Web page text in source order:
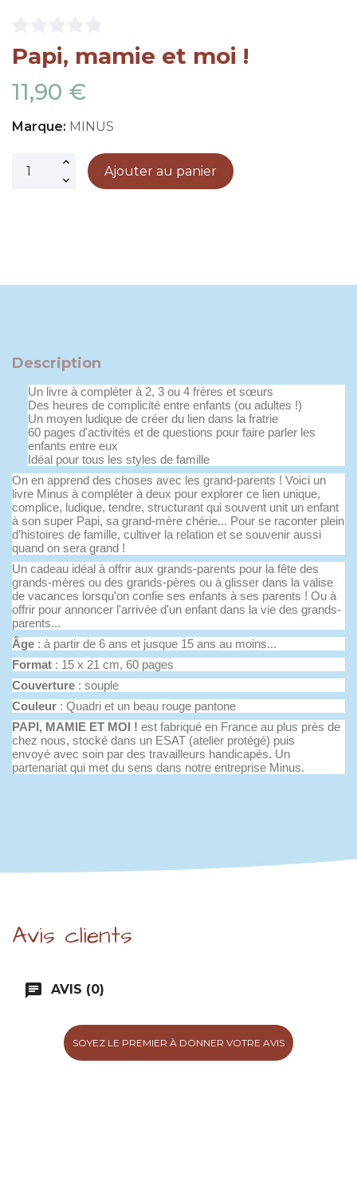
Papi, mamie et moi !
11,90 €
Marque: MINUS
Ajouter au panier
Description
Un livre à compléter à 2, 3 ou 4 frères et sœurs
Des heures de complicité entre enfants (ou adultes !)
Un moyen ludique de créer du lien dans la fratrie
60 pages d'activités et de questions pour faire parler les
enfants entre eux
Idéal pour tous les styles de famille
On en apprend des choses avec les grand-parents ! Voici un
livre Minus à compléter à deux pour explorer ce lien unique,
complice, ludique, tendre, structurant qui souvent unit un enfant
à son super Papi, sa grand-mère chérie... Pour se raconter plein
d’histoires de famille, cultiver la relation et se souvenir aussi
quand on sera grand !
Un cadeau idéal à offrir aux grands-parents pour la fête des
grands-mères ou des grands-pères ou à glisser dans la valise
de vacances lorsqu'on confie ses enfants à ses parents ! Ou à
offrir pour annoncer l'arrivée d'un enfant dans la vie des grands-
parents...
Âge : à partir de 6 ans et jusque 15 ans au moins...
Format : 15 x 21 cm, 60 pages
Couverture : souple
Couleur : Quadri et un beau rouge pantone
PAPI, MAMIE ET MOI ! est fabriqué en France au plus près de
chez nous, stocké dans un ESAT (atelier protégé) puis
envoyé avec soin par des travailleurs handicapés. Un
partenariat qui met du sens dans notre entreprise Minus.
Avis clients
chat AVIS (0)
SOYEZ LE PREMIER À DONNER VOTRE AVIS